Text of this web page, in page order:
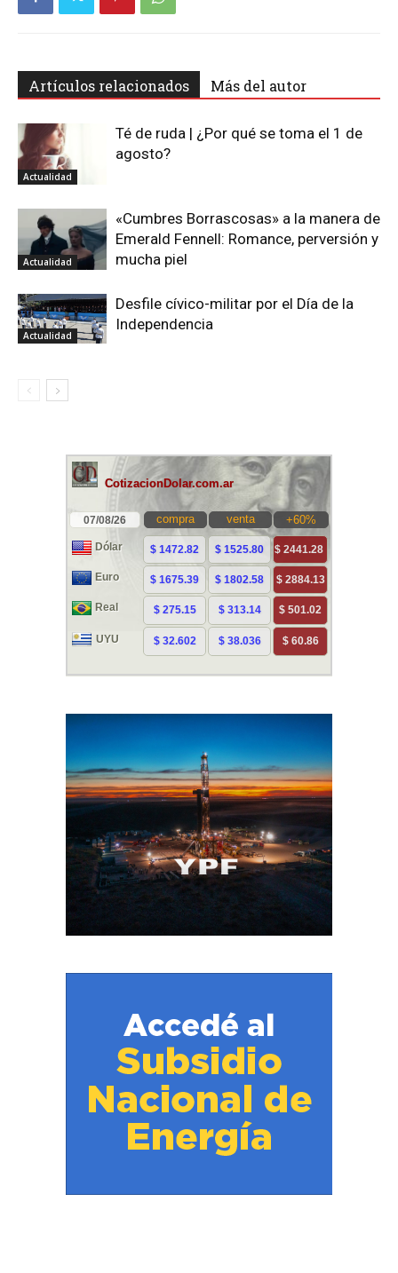
Artículos relacionados Más del autor
Actualidad
Té de ruda | ¿Por qué se toma el 1 de
agosto?
Actualidad
«Cumbres Borrascosas» a la manera de
Emerald Fennell: Romance, perversión y
mucha piel
Actualidad
Desfile cívico-militar por el Día de la
Independencia